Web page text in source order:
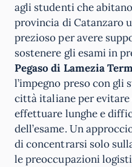
agli studenti che
provincia di Catanzaro
prezioso per avere
sostenere gli esami in
Pegaso di Lamezia
l’impegno preso con gli
città italiane per
effettuare lunghe e
dell’esame. Un
di concentrarsi solo
le preoccupazioni